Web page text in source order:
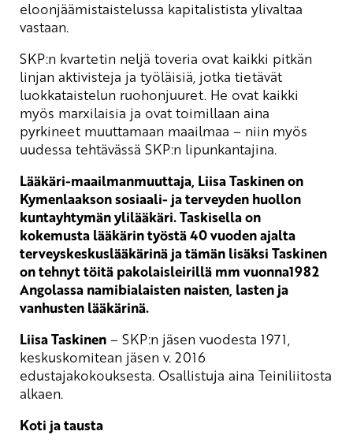
eloonjäämistaistelussa kapitalistista ylivaltaa
vastaan.
SKP:n kvartetin neljä toveria ovat kaikki pitkän
linjan aktivisteja ja työläisiä, jotka tietävät
luokkataistelun ruohonjuuret. He ovat kaikki
myös marxilaisia ja ovat toimillaan aina
pyrkineet muuttamaan maailmaa – niin myös
uudessa tehtävässä SKP:n lipunkantajina.
Lääkäri-maailmanmuuttaja, Liisa Taskinen on
Kymenlaakson sosiaali- ja terveyden huollon
kuntayhtymän ylilääkäri. Taskisella on
kokemusta lääkärin työstä 40 vuoden ajalta
terveyskeskuslääkärinä ja tämän lisäksi Taskinen
on tehnyt töitä pakolaisleirillä mm vuonna1982
Angolassa namibialaisten naisten, lasten ja
vanhusten lääkärinä.
Liisa Taskinen – SKP:n jäsen vuodesta 1971,
keskuskomitean jäsen v. 2016
edustajakokouksesta. Osallistuja aina Teiniliitosta
alkaen.
Koti ja tausta